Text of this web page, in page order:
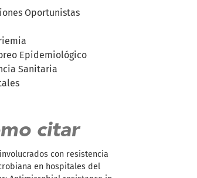
Oportunistas
Epidemiológico
Sanitaria
citar
con resistencia
en hospitales del